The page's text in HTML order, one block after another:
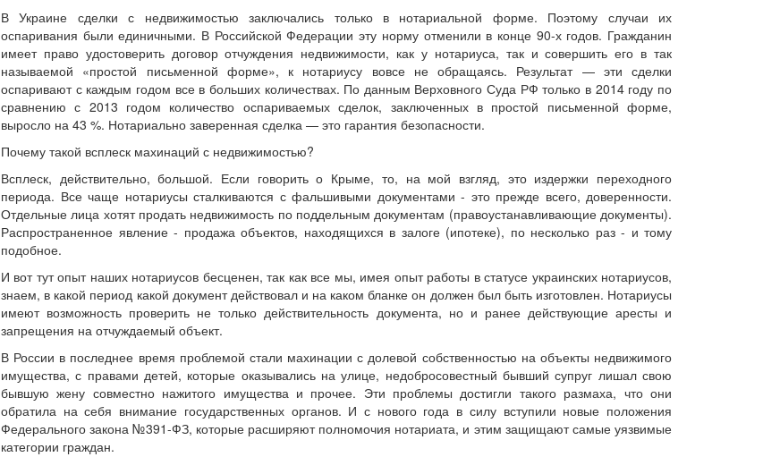
В Украине сделки с недвижимостью заключались только в нотариальной форме. Поэтому случаи их
оспаривания были единичными. В Российской Федерации эту норму отменили в конце 90-х годов. Гражданин
имеет право удостоверить договор отчуждения недвижимости, как у нотариуса, так и совершить его в так
называемой «простой письменной форме», к нотариусу вовсе не обращаясь. Результат — эти сделки
оспаривают с каждым годом все в больших количествах. По данным Верховного Суда РФ только в 2014 году по
сравнению с 2013 годом количество оспариваемых сделок, заключенных в простой письменной форме,
выросло на 43 %. Нотариально заверенная сделка — это гарантия безопасности.
Почему такой всплеск махинаций с недвижимостью?
Всплеск, действительно, большой. Если говорить о Крыме, то, на мой взгляд, это издержки переходного
периода. Все чаще нотариусы сталкиваются с фальшивыми документами - это прежде всего, доверенности.
Отдельные лица хотят продать недвижимость по поддельным документам (правоустанавливающие документы).
Распространенное явление - продажа объектов, находящихся в залоге (ипотеке), по несколько раз - и тому
подобное.
И вот тут опыт наших нотариусов бесценен, так как все мы, имея опыт работы в статусе украинских нотариусов,
знаем, в какой период какой документ действовал и на каком бланке он должен был быть изготовлен. Нотариусы
имеют возможность проверить не только действительность документа, но и ранее действующие аресты и
запрещения на отчуждаемый объект.
В России в последнее время проблемой стали махинации с долевой собственностью на объекты недвижимого
имущества, с правами детей, которые оказывались на улице, недобросовестный бывший супруг лишал свою
бывшую жену совместно нажитого имущества и прочее. Эти проблемы достигли такого размаха, что они
обратила на себя внимание государственных органов. И с нового года в силу вступили новые положения
Федерального закона №391-ФЗ, которые расширяют полномочия нотариата, и этим защищают самые уязвимые
категории граждан.